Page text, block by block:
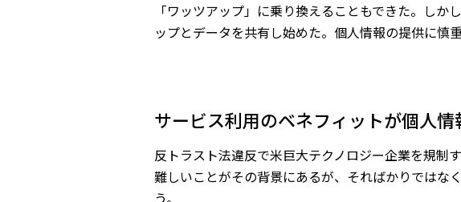
「ワッツアップ」に乗り換えることもできた。し
ップとデータを共有し始めた。個人情報の提供に慎
サービス利用のベネフィットが個人
反トラスト法違反で米巨大テクノロジー企業を規制
難しいことがその背景にあるが、そればかりではな
う。